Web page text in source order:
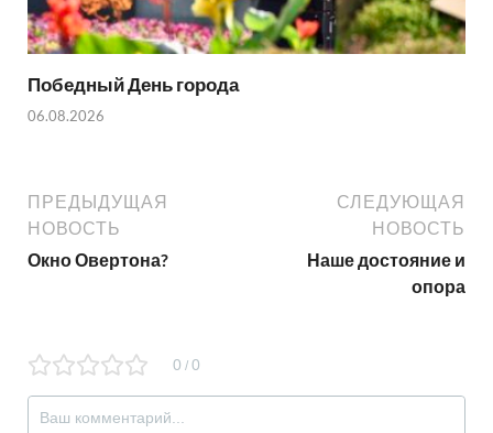
Победный День города
06.08.2026
ПРЕДЫДУЩАЯ
НОВОСТЬ
Окно Овертона?
СЛЕДУЮЩАЯ
НОВОСТЬ
Наше достояние и
опора
0 / 0